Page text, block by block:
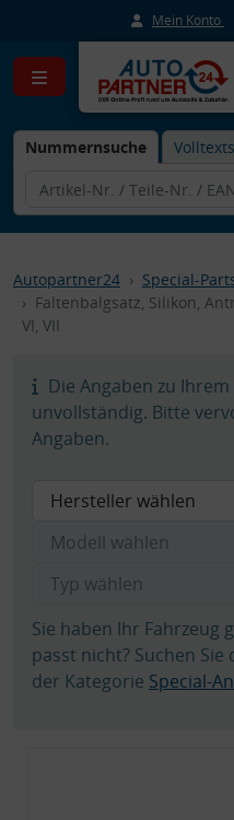
Mein Konto
Nummernsuche
Autopartner24 Special-
Faltenbalgsatz, Silikon,
VI, VII
Die Angaben zu
unvollständig. Bitte
Angaben.
Sie haben Ihr Fahrzeug
passt nicht? Suchen
der Kategorie Special-